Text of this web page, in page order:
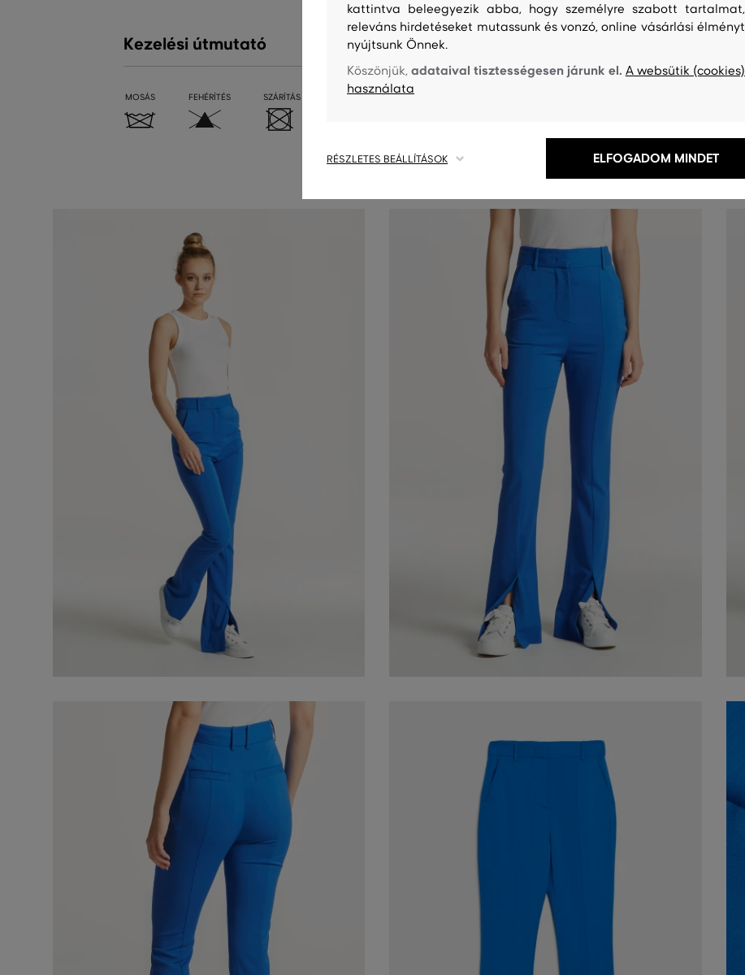
Kezelési útmutató
MOSÁS FEHÉRÍTÉS SZÁRÍTÁS VASALÁS TISZTÍTÁS
kattintva beleegyezik abba, hogy személyre szabott tartalmat,
releváns hirdetéseket mutassunk és vonzó, online vásárlási élményt
nyújtsunk Önnek.
Köszönjük,adataival tisztességesen járunk el. A websütik (cookies)
használata
RÉSZLETES BEÁLLÍTÁSOK ELFOGADOM MINDET